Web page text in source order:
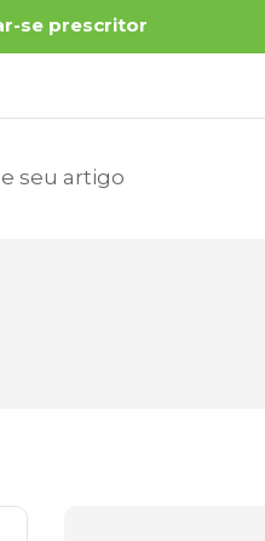
se prescritor
seu artigo